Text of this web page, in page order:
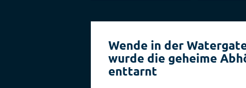
Museen in
Wende in der
wurde die geheime
enttarnt